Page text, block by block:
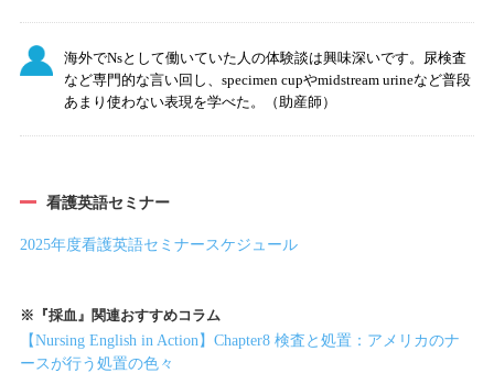
海外でNsとして働いていた人の体験談は興味深いです。尿検査
など専門的な言い回し、specimen cupやmidstream urineなど普段
あまり使わない表現を学べた。（助産師）
看護英語セミナー
2025年度看護英語セミナースケジュール
※『採血』関連おすすめコラム
【Nursing English in Action】Chapter8 検査と処置：アメリカのナ
ースが行う処置の色々